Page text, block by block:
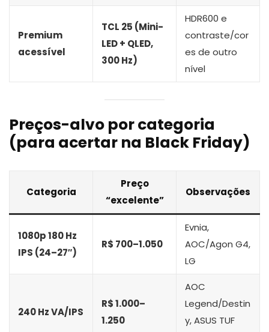
Premium
acessível
TCL 25 (Mini-
LED + QLED,
300 Hz)
HDR600 e
contraste/cor
es de outro
nível
Preços-alvo por categoria
(para acertar na Black Friday)
Categoria
Preço
“excelente”
Observações
1080p 180 Hz
IPS (24–27″)
R$ 700–1.050
Evnia,
AOC/Agon G4,
LG
240 Hz VA/IPS
R$ 1.000–
1.250
AOC
Legend/Destin
y, ASUS TUF